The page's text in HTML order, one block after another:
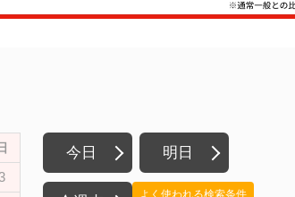
今日 明日
よく使われる検索条件